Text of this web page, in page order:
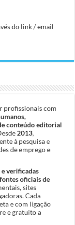
do link / email
profissionais com
conteúdo editorial
2013,
à pesquisa e
de emprego e
e verificadas
fontes oficiais de
sites
Cada
e com ligação
e gratuito a